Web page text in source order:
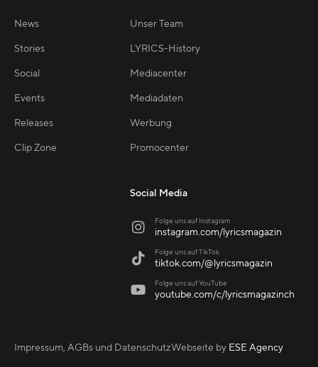
News
Stories
Social
Events
Releases
Clip Zone
Unser Team
LYRICS-History
Mediacenter
Mediadaten
Werbung
Promocenter
Social Media
 Folge uns auf Instagram
instagram.com/lyricsmagazin
 Folge uns auf TikTok
tiktok.com/@lyricsmagazin
 Folge uns auf YouTube
youtube.com/c/lyricsmagazinch
Impressum, AGBs und DatenschutzWebseite by ESE Agency